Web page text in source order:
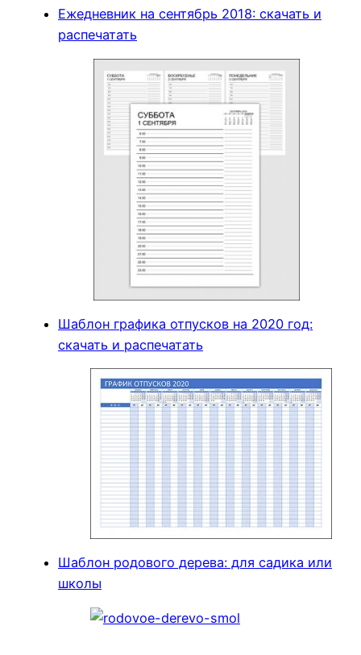
Ежедневник на сентябрь 2018: скачать и
распечатать
Шаблон графика отпусков на 2020 год:
скачать и распечатать
Шаблон родового дерева: для садика или
школы